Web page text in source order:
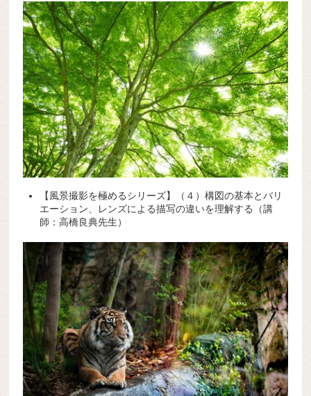
【風景撮影を極めるシリーズ】（４）構図の基本とバリ
エーション、レンズによる描写の違いを理解する（講
師：高橋良典先生）